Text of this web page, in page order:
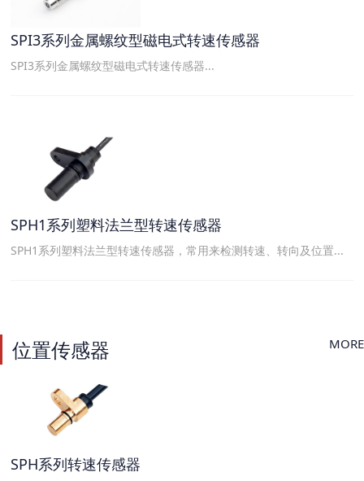
SPI3系列金属螺纹型磁电式转速传感器
SPI3系列金属螺纹型磁电式转速传感器...
SPH1系列塑料法兰型转速传感器
SPH1系列塑料法兰型转速传感器，常用来检测转速、转向及位置...
位置传感器 MORE
SPH系列转速传感器